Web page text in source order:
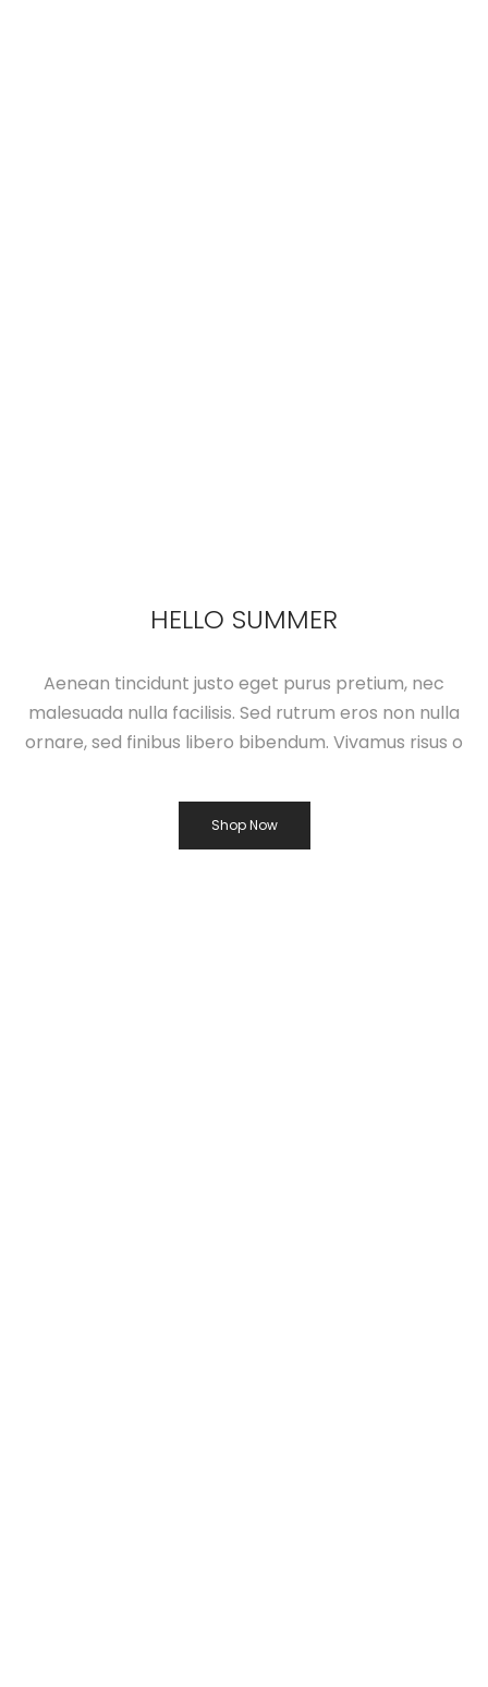
HELLO SUMMER
Aenean tincidunt justo eget purus pretium, nec
malesuada nulla facilisis. Sed rutrum eros non nulla
ornare, sed finibus libero bibendum. Vivamus risus o
Shop Now